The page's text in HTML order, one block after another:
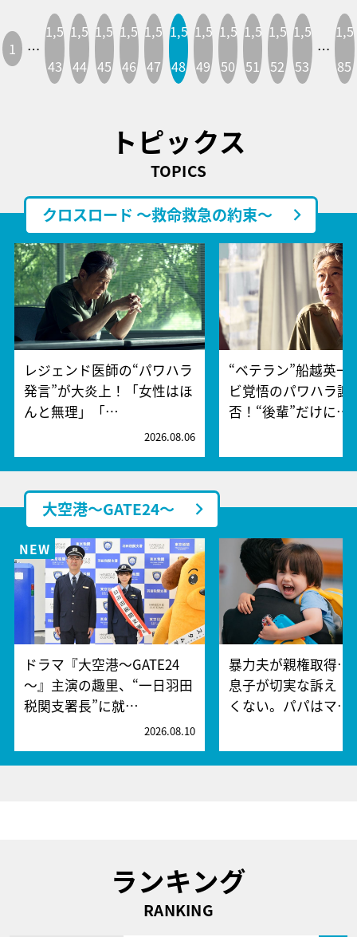
1 …
1,5
43
1,5
44
1,5
45
1,5
46
1,5
47
1,5
48
1,5
49
1,5
50
1,5
51
1,5
52
1,5
53
…
1,5
85
トピックス
TOPICS
クロスロード ～救命救急の約束～
レジェンド医師の“パワハラ
発言”が大炎上！「女性はほ
んと無理」「…
2026.08.06
“ベテラン”船越英一
ビ覚悟のパワハラ謝
否！“後輩”だけに…
大空港～GATE24～
ドラマ『大空港～GATE24
～』主演の趣里、“一日羽田
税関支署長”に就…
2026.08.10
暴力夫が親権取得…
息子が切実な訴え「
くない。パパはマ…
ランキング
RANKING